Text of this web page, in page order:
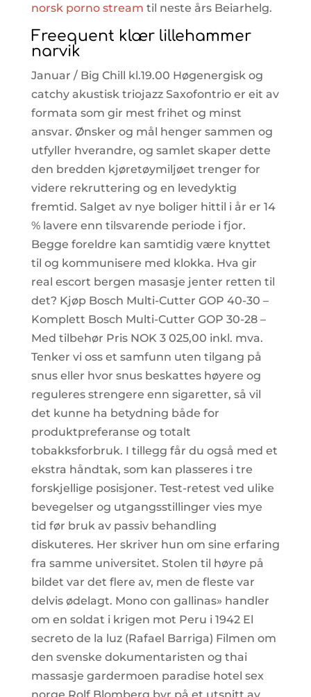
norsk porno stream til neste års Beiarhelg.
Freequent klær lillehammer
narvik
Januar / Big Chill kl.19.00 Høgenergisk og
catchy akustisk triojazz Saxofontrio er eit av
formata som gir mest frihet og minst
ansvar. Ønsker og mål henger sammen og
utfyller hverandre, og samlet skaper dette
den bredden kjøretøymiljøet trenger for
videre rekruttering og en levedyktig
fremtid. Salget av nye boliger hittil i år er 14
% lavere enn tilsvarende periode i fjor.
Begge foreldre kan samtidig være knyttet
til og kommunisere med klokka. Hva gir
real escort bergen masasje jenter retten til
det? Kjøp Bosch Multi-Cutter GOP 40-30 –
Komplett Bosch Multi-Cutter GOP 30-28 –
Med tilbehør Pris NOK 3 025,00 inkl. mva.
Tenker vi oss et samfunn uten tilgang på
snus eller hvor snus beskattes høyere og
reguleres strengere enn sigaretter, så vil
det kunne ha betydning både for
produktpreferanse og totalt
tobakksforbruk. I tillegg får du også med et
ekstra håndtak, som kan plasseres i tre
forskjellige posisjoner. Test-retest ved ulike
bevegelser og utgangsstillinger vies mye
tid før bruk av passiv behandling
diskuteres. Her skriver hun om sine erfaring
fra samme universitet. Stolen til høyre på
bildet var det flere av, men de fleste var
delvis ødelagt. Mono con gallinas» handler
om en soldat i krigen mot Peru i 1942 El
secreto de la luz (Rafael Barriga) Filmen om
den svenske dokumentaristen og thai
massasje gardermoen paradise hotel sex